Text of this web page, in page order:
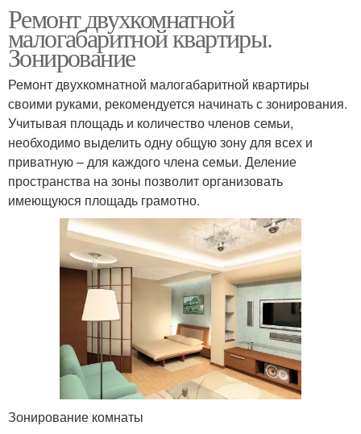
Ремонт двухкомнатной
малогабаритной квартиры.
Зонирование
Ремонт двухкомнатной малогабаритной квартиры
своими руками, рекомендуется начинать с зонирования.
Учитывая площадь и количество членов семьи,
необходимо выделить одну общую зону для всех и
приватную – для каждого члена семьи. Деление
пространства на зоны позволит организовать
имеющуюся площадь грамотно.
Зонирование комнаты